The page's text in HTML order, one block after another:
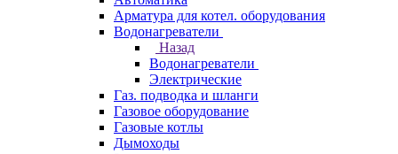
Арматура для котел. оборудования
Водонагреватели
Назад
Водонагреватели
Электрические
Газ. подводка и шланги
Газовое оборудование
Газовые котлы
Дымоходы